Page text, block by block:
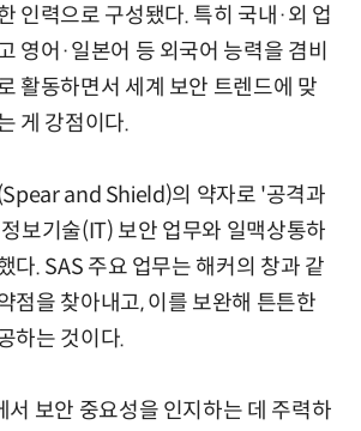
인력으로 구성됐다. 특히 국내·외 업
영어·일본어 등 외국어 능력을 겸비
활동하면서 세계 보안 트렌드에 맞
게 강점이다.
and Shield)의 약자로 '공격과
보기술(IT) 보안 업무와 일맥상통하
다. SAS 주요 업무는 해커의 창과 같
점을 찾아내고, 이를 보완해 튼튼한
하는 것이다.
서 보안 중요성을 인지하는 데 주력하